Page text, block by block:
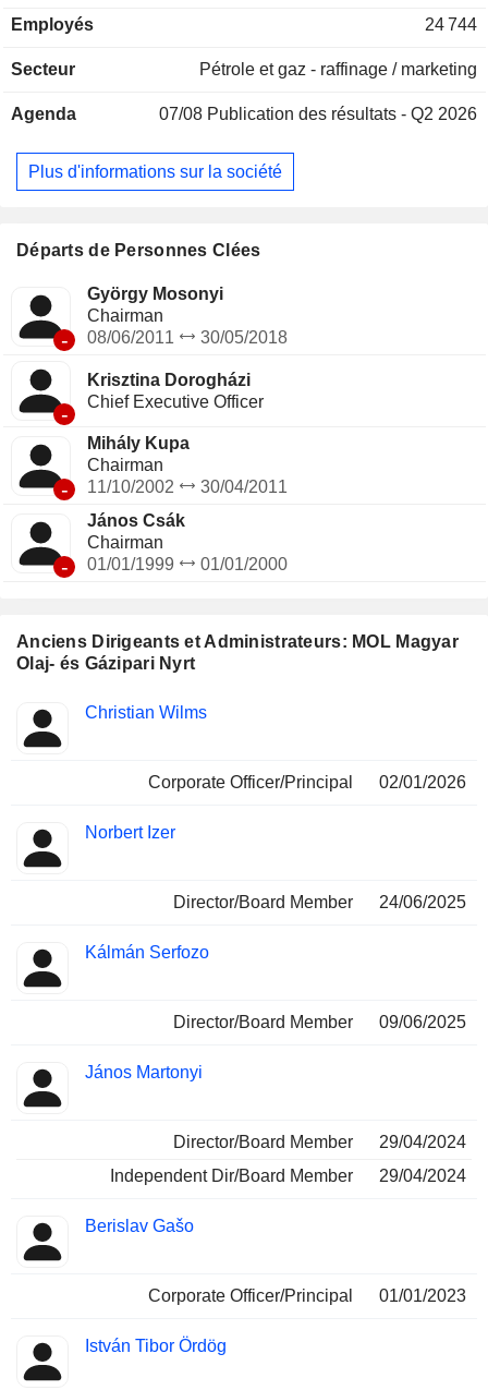
Anciens Dirigeants et Administrateurs: MOL Magyar
Olaj- és Gázipari Nyrt
Insider
Fonctions
Christian Wilms
Corporate Officer/Principal 02/01/2026
Norbert Izer
Director/Board Member 24/06/2025
Kálmán Serfozo
Director/Board Member 09/06/2025
János Martonyi
Director/Board Member
29/04/2024
Independent Dir/Board Member
29/04/2024
Berislav Gašo
Corporate Officer/Principal 01/01/2023
István Tibor Ördög
de gaz naturel et d'autres produits gaziers. La société est
dans le domaine des hydrocarbures, notamment : en amont :
dans le secteur intermédiaire du gaz ; et dans les services
forme un groupe de capital avec ses filiales, ses sociétés
associées et ses coentreprises. Elle est présente dans plus
Employés 24 744
Secteur Pétrole et gaz - raffinage / marketing
Agenda 07/08 Publication des résultats - Q2 2026
Plus d'informations sur la société
Départs de Personnes Clées
-
György Mosonyi
Chairman
08/06/2011
30/05/2018
-
Krisztina Dorogházi
Chief Executive Officer
-
Mihály Kupa
Chairman
11/10/2002
30/04/2011
-
János Csák
Chairman
01/01/1999
01/01/2000